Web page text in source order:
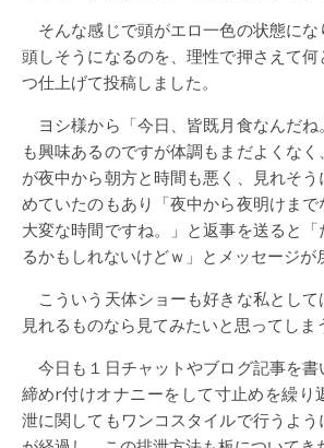
そんな感じで頭がエロ一色の状態にな
頭しそうになるのを、理性で押さえて
つ仕上げて投稿しました。
ヨシ様から「今日、皆既月食なんだね
も興味あるのですが体調もまだよくな
が夜中から朝方と時間も悪く、見れそ
めていたのもあり「夜中から夜明けま
大変な時間ですね。」と返事を送ると
るかもしれないけどｗ」とメッセージが
こういう天体ショーも好きな私として
見れるものなら見てみたいと思ってしま
今日も１日チャットやブログ記事を書
締めr付けオナニーをして寸止めを繰り
泄に関してもワンコスタイルで行うよ